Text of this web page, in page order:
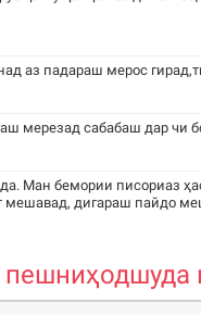
аз падараш мерос
мерезад сабабаш дар чи
Ман бемории писориаз
мешавад, дигараш пайдо